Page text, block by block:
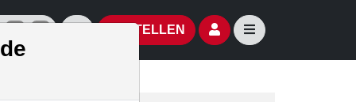
Social Media-Accounts
Aktien- und Artikelsuche öffnen
BESTELLEN Seitennavigation